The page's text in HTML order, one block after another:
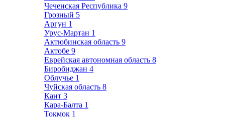
Чеченская Республика 9
Грозный 5
Аргун 1
Урус-Мартан 1
Актюбинская область 9
Актобе 9
Еврейская автономная область 8
Биробиджан 4
Облучье 1
Чуйская область 8
Кант 3
Кара-Балта 1
Токмок 1